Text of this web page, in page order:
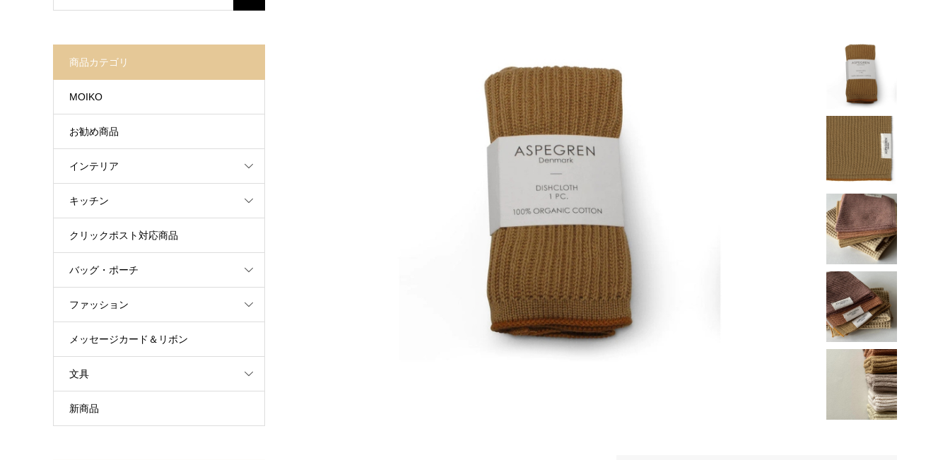
商品カテゴリ
MOIKO
お勧め商品
インテリア
キッチン
クリックポスト対応商品
バッグ・ポーチ
ファッション
メッセージカード＆リボン
文具
新商品